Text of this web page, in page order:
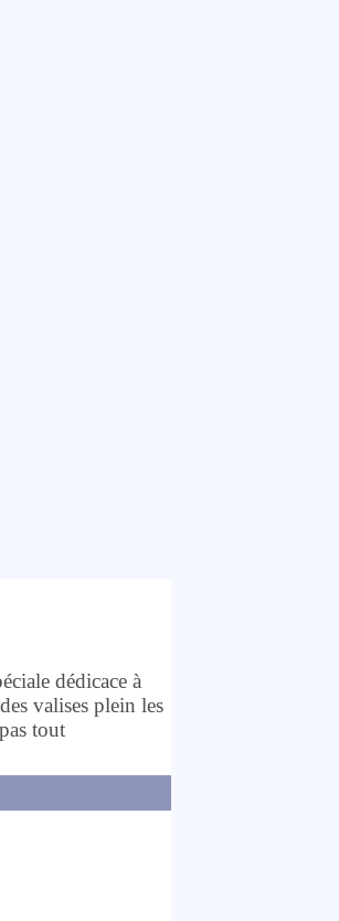
dédicace à
valises plein les
tout